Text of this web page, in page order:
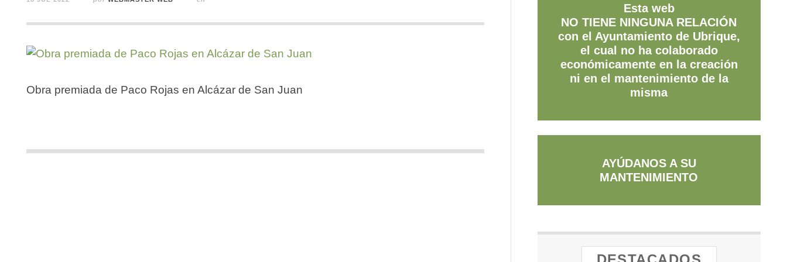
Obra premiada de Paco Rojas en Alcázar de San Juan
Esta web
NO TIENE NINGUNA RELACIÓN
con el Ayuntamiento de Ubrique,
el cual no ha colaborado
económicamente en la creación
ni en el mantenimiento de la
misma
AYÚDANOS A SU
MANTENIMIENTO